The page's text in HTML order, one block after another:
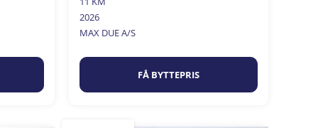
2026
MAX DUE A/S
FÅ BYTTEPRIS